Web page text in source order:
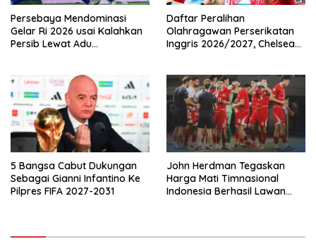
Persebaya Mendominasi
Gelar Ri 2026 usai Kalahkan
Persib Lewat Adu
Daftar Peralihan
Olahragawan Perserikatan
Inggris 2026/2027, Chelsea
5 Bangsa Cabut Dukungan
Sebagai Gianni Infantino Ke
Pilpres FIFA 2027-2031
John Herdman Tegaskan
Harga Mati Timnasional
Indonesia Berhasil Lawan